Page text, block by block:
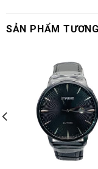
SẢN PHẨM